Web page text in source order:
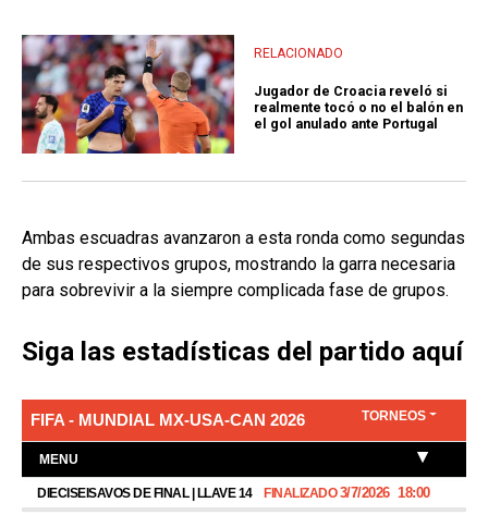
RELACIONADO
Jugador de Croacia reveló si
realmente tocó o no el balón en
el gol anulado ante Portugal
Ambas escuadras avanzaron a esta ronda como segundas
de sus respectivos grupos, mostrando la garra necesaria
para sobrevivir a la siempre complicada fase de grupos.
Siga las estadísticas del partido aquí